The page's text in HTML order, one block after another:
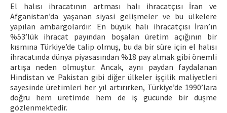
El halısı ihracatının artması halı ihracatçısı İran ve
Afganistan’da yaşanan siyasi gelişmeler ve bu ülkelere
yapılan ambargolardır. En büyük halı ihracatçısı İran’ın
%53’lük ihracat payından boşalan üretim açığının bir
kısmına Türkiye’de talip olmuş, bu da bir süre için el halısı
ihracatında dünya piyasasından %18 pay almak gibi önemli
artışa neden olmuştur. Ancak, aynı paydan faydalanan
Hindistan ve Pakistan gibi diğer ülkeler işçilik maliyetleri
sayesinde üretimleri her yıl artırırken, Türkiye’de 1990’lara
doğru hem üretimde hem de iş gücünde bir düşme
gözlenmektedir.